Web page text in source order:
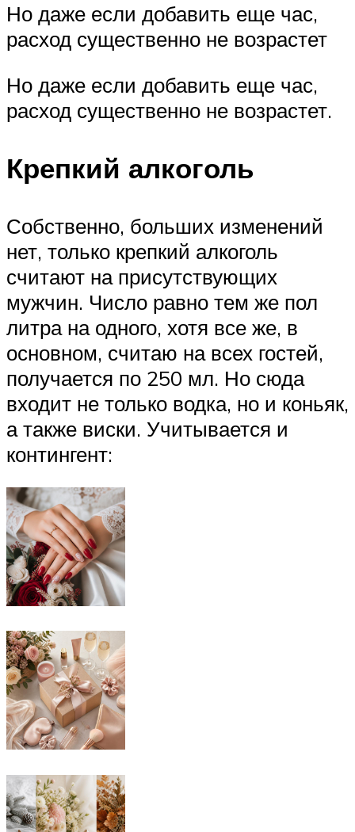
Но даже если добавить еще час,
расход существенно не возрастет
Но даже если добавить еще час,
расход существенно не возрастет.
Крепкий алкоголь
Собственно, больших изменений
нет, только крепкий алкоголь
считают на присутствующих
мужчин. Число равно тем же пол
литра на одного, хотя все же, в
основном, считаю на всех гостей,
получается по 250 мл. Но сюда
входит не только водка, но и коньяк,
а также виски. Учитывается и
контингент: